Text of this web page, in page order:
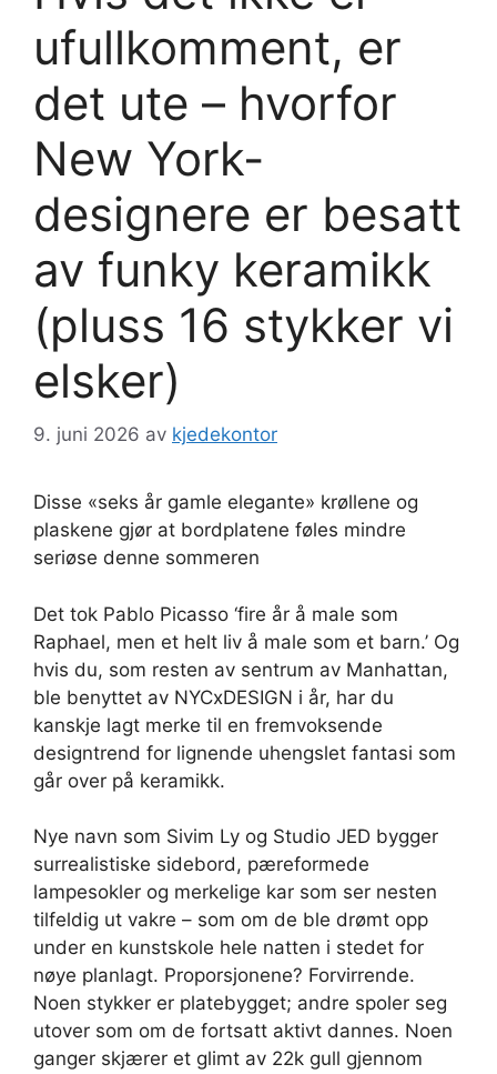
ufullkomment, er
det ute – hvorfor
New York-
designere er besatt
av funky keramikk
(pluss 16 stykker vi
elsker)
9. juni 2026 av kjedekontor
Disse «seks år gamle elegante» krøllene og
plaskene gjør at bordplatene føles mindre
seriøse denne sommeren
Det tok Pablo Picasso ‘fire år å male som
Raphael, men et helt liv å male som et barn.’ Og
hvis du, som resten av sentrum av Manhattan,
ble benyttet av NYCxDESIGN i år, har du
kanskje lagt merke til en fremvoksende
designtrend for lignende uhengslet fantasi som
går over på keramikk.
Nye navn som Sivim Ly og Studio JED bygger
surrealistiske sidebord, pæreformede
lampesokler og merkelige kar som ser nesten
tilfeldig ut vakre – som om de ble drømt opp
under en kunstskole hele natten i stedet for
nøye planlagt. Proporsjonene? Forvirrende.
Noen stykker er platebygget; andre spoler seg
utover som om de fortsatt aktivt dannes. Noen
ganger skjærer et glimt av 22k gull gjennom